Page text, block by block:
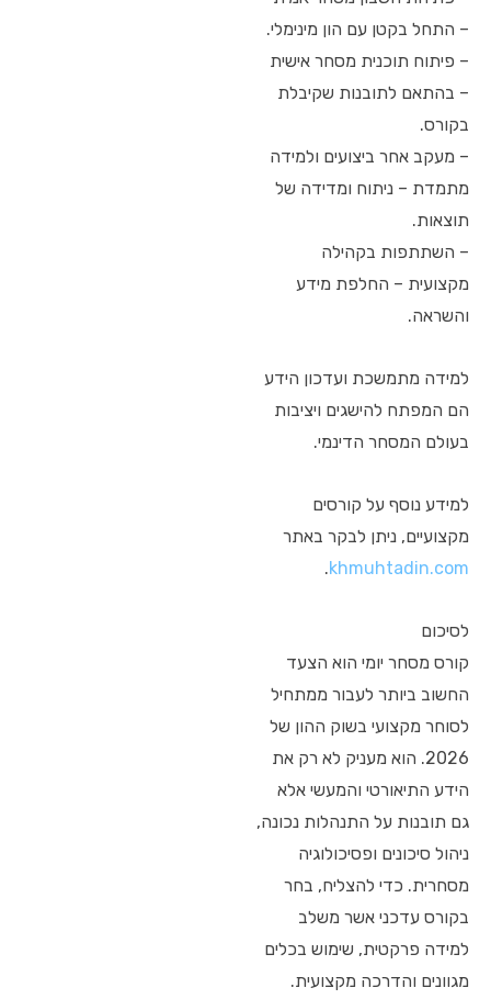
– התחל בקטן עם הון מינימלי.
– פיתוח תוכנית מסחר אישית
– בהתאם לתובנות שקיבלת
בקורס.
– מעקב אחר ביצועים ולמידה
מתמדת – ניתוח ומדידה של
תוצאות.
– השתתפות בקהילה
מקצועית – החלפת מידע
והשראה.
למידה מתמשכת ועדכון הידע
הם המפתח להישגים ויציבות
בעולם המסחר הדינמי.
למידע נוסף על קורסים
מקצועיים, ניתן לבקר באתר
khmuhtadin.com
.
לסיכום
קורס מסחר יומי הוא הצעד
החשוב ביותר לעבור ממתחיל
לסוחר מקצועי בשוק ההון של
2026. הוא מעניק לא רק את
הידע התיאורטי והמעשי אלא
גם תובנות על התנהלות נכונה,
ניהול סיכונים ופסיכולוגיה
מסחרית. כדי להצליח, בחר
בקורס עדכני אשר משלב
למידה פרקטית, שימוש בכלים
מגוונים והדרכה מקצועית.